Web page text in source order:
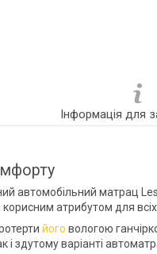
Інформація для
автомобільний матрац
атрибутом для
його вологою
і здутому варіанті